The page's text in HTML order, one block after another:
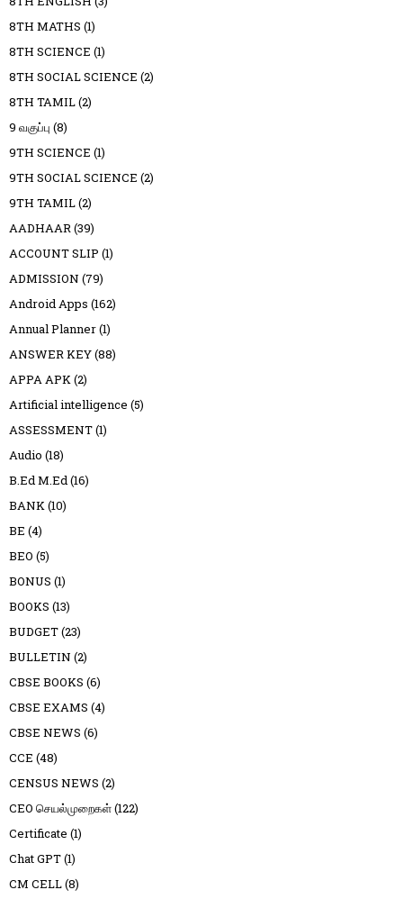
8TH MATHS (1)
8TH SCIENCE (1)
8TH SOCIAL SCIENCE (2)
8TH TAMIL(2)
9 வகுப்பு (8)
9TH SCIENCE (1)
9TH SOCIAL SCIENCE (2)
9TH TAMIL(2)
AADHAAR(39)
ACCOUNT SLIP (1)
ADMISSION (79)
Android Apps (162)
Annual Planner(1)
ANSWER KEY(88)
APPA APK(2)
Artificial intelligence (5)
ASSESSMENT(1)
Audio (18)
B.Ed M.Ed(16)
BANK(10)
BE (4)
BEO (5)
BONUS (1)
BOOKS (13)
BUDGET(23)
BULLETIN (2)
CBSE BOOKS (6)
CBSE EXAMS (4)
CBSE NEWS (6)
CCE (48)
CENSUS NEWS (2)
CEO செயல்முறைகள்(122)
Certificate (1)
Chat GPT(1)
CM CELL(8)